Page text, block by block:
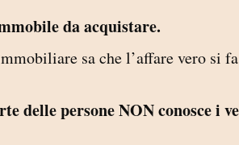
da acquistare.
sa che l’affare vero si
delle persone NON conosce i